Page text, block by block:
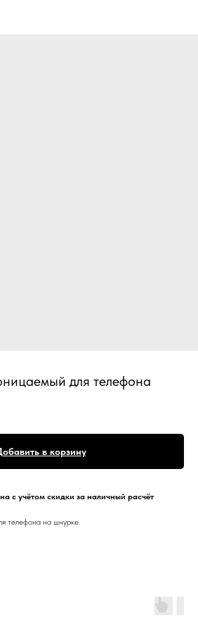
для телефона
в корзину
с учётом скидки за наличный расчёт
телефона на шнурке.